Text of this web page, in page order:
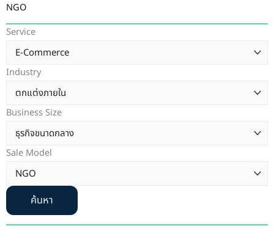
NGO
Service
Industry
Business Size
Sale Model
ค้นหา